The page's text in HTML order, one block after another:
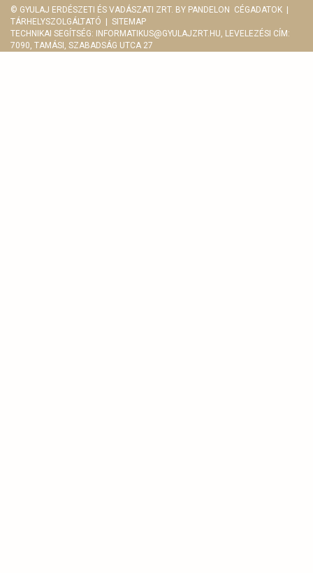
© GYULAJ ERDÉSZETI ÉS VADÁSZATI ZRT. BY PANDELON CÉGADATOK
TÁRHELYSZOLGÁLTATÓ
SITEMAP
TECHNIKAI SEGÍTSÉG:
INFORMATIKUS@GYULAJZRT.HU, LEVELEZÉSI CÍM:
7090, TAMÁSI, SZABADSÁG UTCA 27